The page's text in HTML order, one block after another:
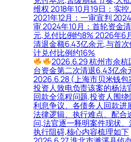
维权 2018年10月19日：实
2021年12月：一审宣判
审 2024年10月：首轮资金
元,兑付比例约8% 2026年6
清退金额6.43亿余元,与首
计兑付比例约16%
2026.6.29 杭州市余杭
台资金第二次清退6.43亿余
2026.6.28 (上海市贝米钱
投资人致电负责该案的杨法
回款全流程问题,投资人围绕
利息争议、各债务人回款进
法律逻辑、执行难点、配合
问,法官逐一释明案件现状
执行阻碍,核心内容梳理如下